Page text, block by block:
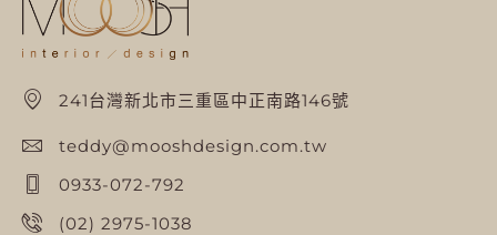
241台灣新北市三重區中正南路146號
teddy@mooshdesign.com.tw
0933-072-792
(02) 2975-1038